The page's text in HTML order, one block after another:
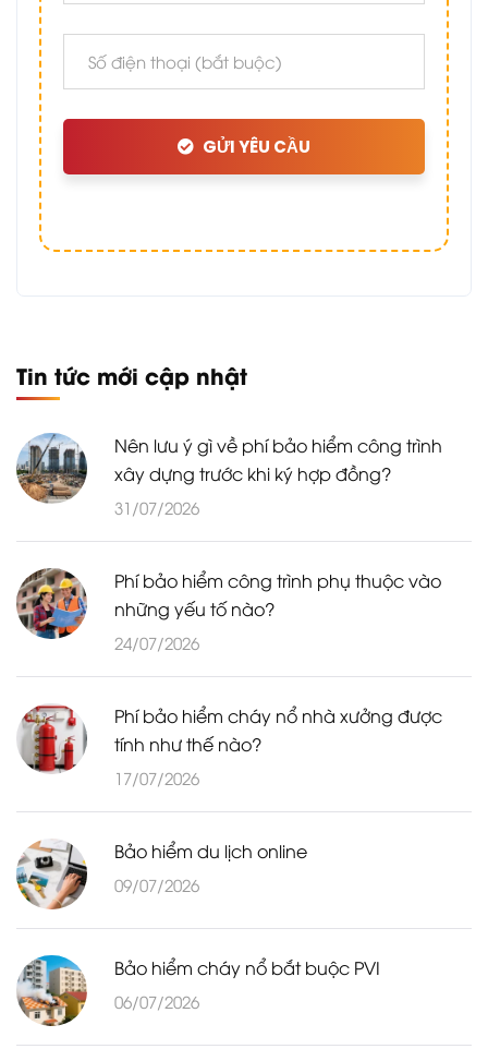
GỬI YÊU CẦU
Tin tức mới cập nhật
Nên lưu ý gì về phí bảo hiểm công trình
xây dựng trước khi ký hợp đồng?
31/07/2026
Phí bảo hiểm công trình phụ thuộc vào
những yếu tố nào?
24/07/2026
Phí bảo hiểm cháy nổ nhà xưởng được
tính như thế nào?
17/07/2026
Bảo hiểm du lịch online
09/07/2026
Bảo hiểm cháy nổ bắt buộc PVI
06/07/2026